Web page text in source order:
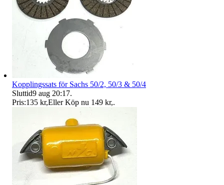
Kopplingssats för Sachs 50/2, 50/3 & 50/4
Sluttid9 aug 20:17.
Pris:135 kr,Eller Köp nu 149 kr,.